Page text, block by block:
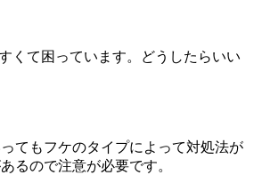
くて困っています。どうしたらいい
もフケのタイプによって対処法が
るので注意が必要です。